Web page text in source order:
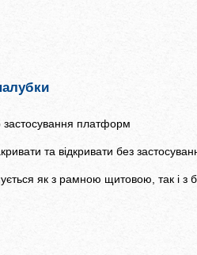
застосування платформ
та відкривати без
як з рамною щитовою, так і